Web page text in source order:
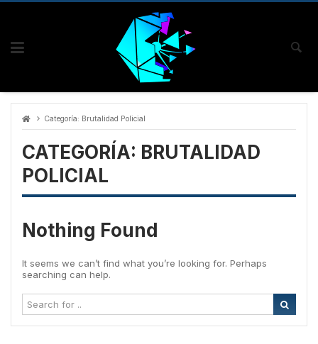
Skip
Categoría: Brutalidad Policial
CATEGORÍA: BRUTALIDAD
POLICIAL
Nothing Found
It seems we can’t find what you’re looking for. Perhaps
searching can help.